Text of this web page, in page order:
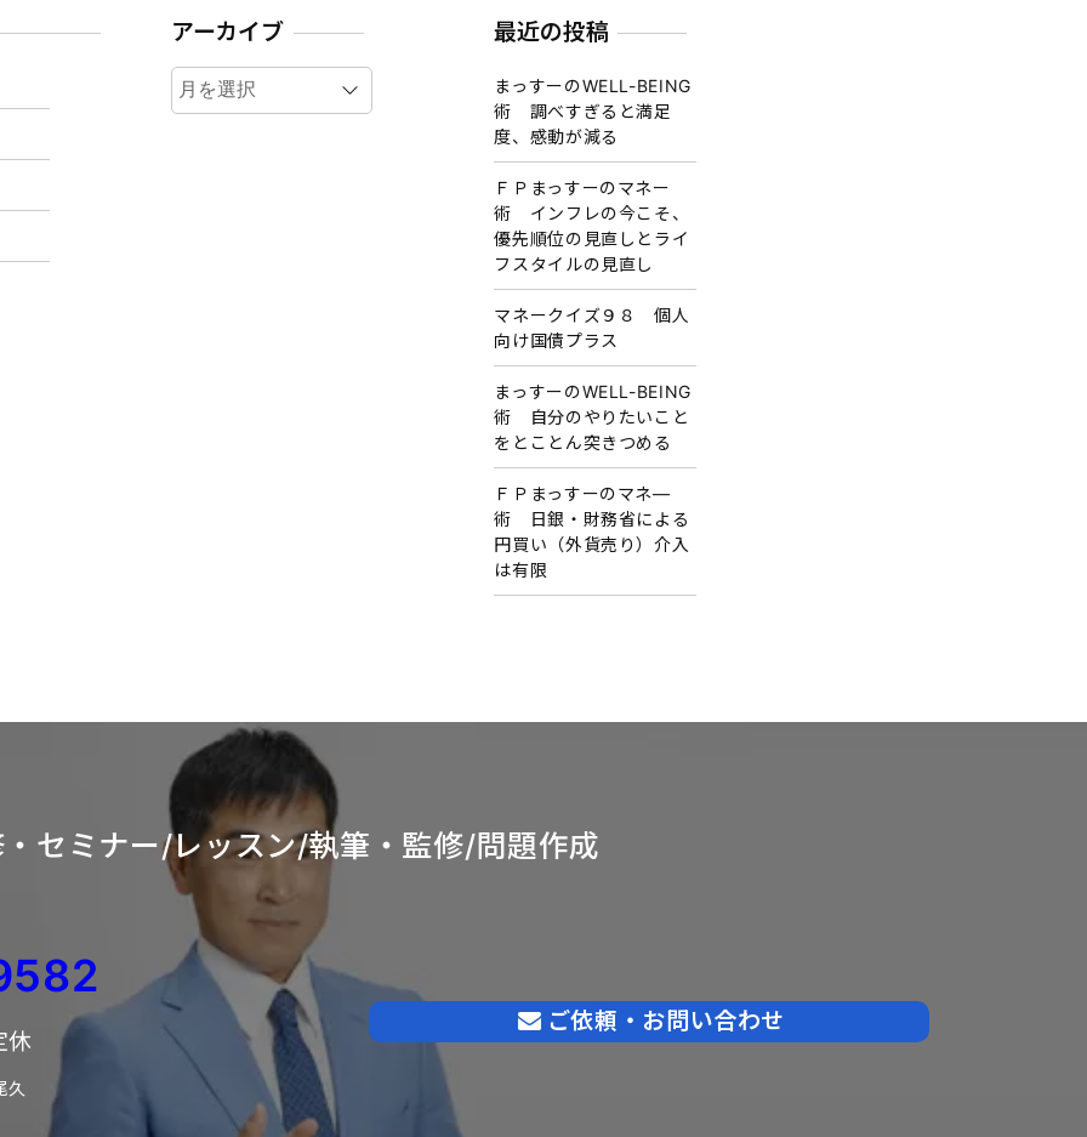
アーカイブ
ア
ー
最近の投稿
まっすーのWELL-BEING
術 調べすぎると満足
度、感動が減る
ＦＰまっすーのマネー
術 インフレの今こそ、
優先順位の見直しとライ
フスタイルの見直し
マネークイズ９８ 個人
向け国債プラス
まっすーのWELL-BEING
術 自分のやりたいこと
をとことん突きつめる
ＦＰまっすーのマネ―
術 日銀・財務省による
円買い（外貨売り）介入
は有限
セミナー/レッスン/執筆・監修/問題作成
休
久
ご依頼・お問い合わせ